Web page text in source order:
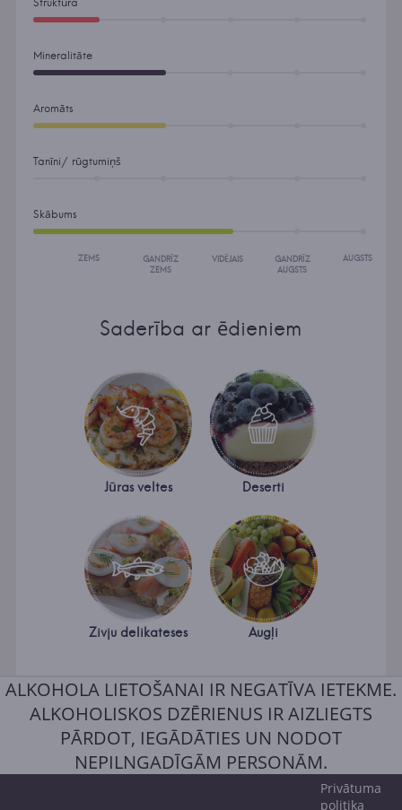
Mineralitāte
Aromāts
Tanīni/ rūgtumiņš
Skābums
ZEMS
GANDRĪZ
ZEMS
VIDĒJAIS
GANDRĪZ
AUGSTS
AUGSTS
Saderība ar ēdieniem
Jūras veltes Deserti
Zivju delikateses Augļi
ALKOHOLA LIETOŠANAI IR NEGATĪVA IETEKME.
ALKOHOLISKOS DZĒRIENUS IR AIZLIEGTS
PĀRDOT, IEGĀDĀTIES UN NODOT
NEPILNGADĪGĀM PERSONĀM.
Privātuma
politika